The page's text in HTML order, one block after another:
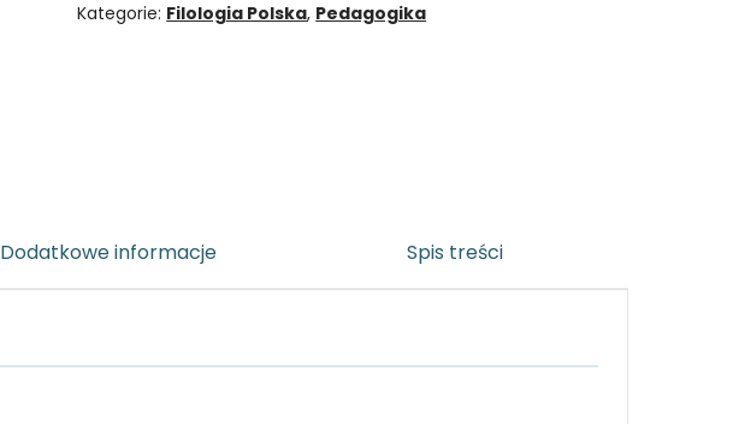
Kategorie: Filologia Polska, Pedagogika
Dodatkowe informacje Spis treści